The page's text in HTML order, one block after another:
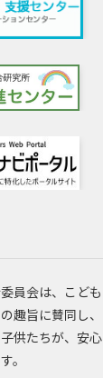
員会は、こども
趣旨に賛同し、
供たちが、安心
。